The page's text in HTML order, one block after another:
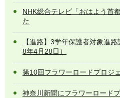
NHK総合テレビ「おはよう首
た
【進路】3学年保護者対象進
8年4月28日）
第10回フラワーロードプロジ
神奈川新聞にフラワーロード